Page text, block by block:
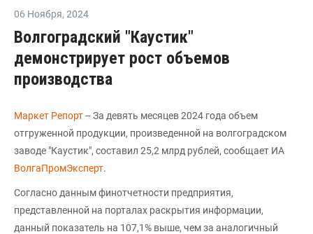
06 Ноября, 2024
Волгоградский "Каустик"
демонстрирует рост объемов
производства
Маркет Репорт-- За девять месяцев 2024 года объем
отгруженной продукции, произведенной на волгоградском
заводе "Каустик", составил 25,2 млрд рублей, сообщает ИА
ВолгаПромЭксперт.
Согласно данным финотчетности предприятия,
представленной на порталах раскрытия информации,
данный показатель на 107,1% выше, чем за аналогичный